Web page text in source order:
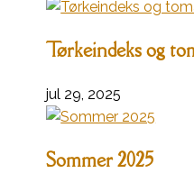
Tørkeindeks og
jul 29, 2025
Sommer 2025